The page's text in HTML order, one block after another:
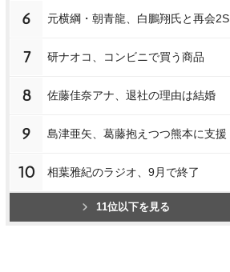
6 元横綱・朝青龍、白鵬翔氏と再会2S
7 研ナオコ、コンビニで買う商品
8 佐藤佳奈アナ、退社の理由は結婚
9 島津亜矢、葛藤抱えつつ熊本に支援
10 相葉雅紀のラジオ、9月で終了
11位以下を見る